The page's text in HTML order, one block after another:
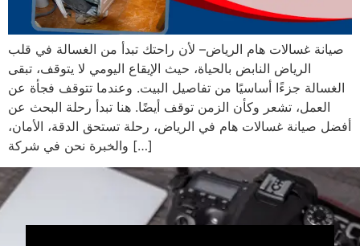
صيانة غسالات هام الرياض– لأن راحتك تبدأ من الغسالة في قلب
الرياض النابض بالحياة، حيث الإيقاع اليومي لا يتوقف، تبقى
الغسالة جزءًا أساسيًا من تفاصيل البيت. وعندما تتوقف فجأة عن
العمل، تشعر وكأن الزمن توقف أيضًا. هنا تبدأ رحلة البحث عن
أفضل صيانة غسالات هام في الرياض، رحلة تستحق الدقة، الأمان،
والخبرة نحن في شركة […]